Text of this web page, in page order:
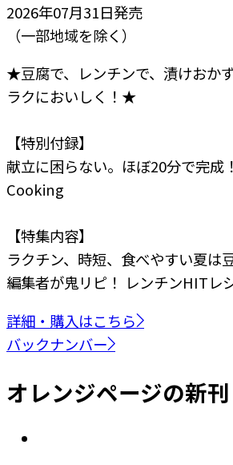
2026年07月31日発売
（一部地域を除く）
★豆腐で、レンチンで、漬けおか
ラクにおいしく！★
【特別付録】
献立に困らない。ほぼ20分で完成
Cooking
【特集内容】
ラクチン、時短、食べやすい夏は
編集者が鬼リピ！ レンチンHITレ
詳細・購入はこちら
バックナンバー
オレンジページの新刊